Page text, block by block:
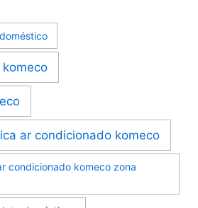
ar condicionado komeco
condicionado komeco zona